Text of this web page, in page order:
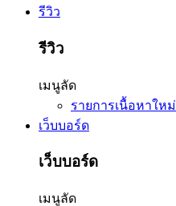
รีวิว
รีวิว
เมนูลัด
รายการเนื้อหาใหม่
เว็บบอร์ด
เว็บบอร์ด
เมนูลัด